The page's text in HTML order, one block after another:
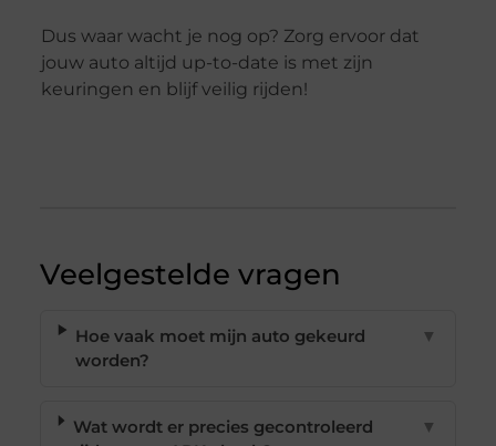
Dus waar wacht je nog op? Zorg ervoor dat
jouw auto altijd up-to-date is met zijn
keuringen en blijf veilig rijden!
Veelgestelde vragen
Hoe vaak moet mijn auto gekeurd
worden?
▼
Wat wordt er precies gecontroleerd
▼